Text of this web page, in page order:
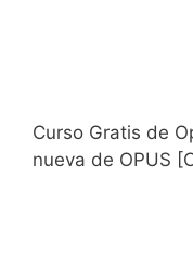
Curso Gratis de
nueva de OPUS